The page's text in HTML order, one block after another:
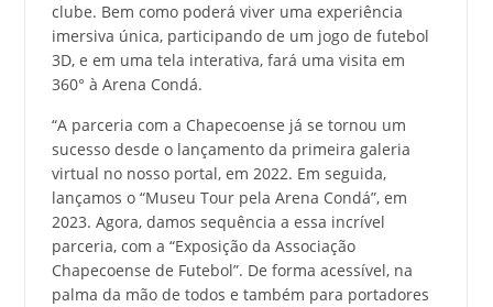
clube. Bem como poderá viver uma experiência
imersiva única, participando de um jogo de futebol
3D, e em uma tela interativa, fará uma visita em
360° à Arena Condá.
“A parceria com a Chapecoense já se tornou um
sucesso desde o lançamento da primeira galeria
virtual no nosso portal, em 2022. Em seguida,
lançamos o “Museu Tour pela Arena Condá”, em
2023. Agora, damos sequência a essa incrível
parceria, com a “Exposição da Associação
Chapecoense de Futebol”. De forma acessível, na
palma da mão de todos e também para portadores